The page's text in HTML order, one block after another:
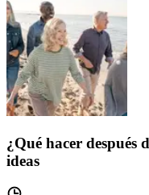
¿Qué hacer después
ideas